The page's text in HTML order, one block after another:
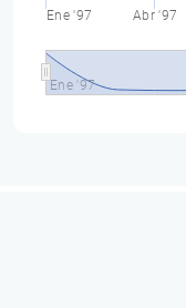
Ene '97 Abr '97
Ene '97